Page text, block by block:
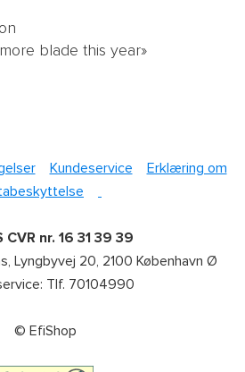
blade this year»
Kundeservice
Erklæring om
CVR nr. 16 31 39 39
Lyngbyvej 20, 2100 København Ø
Tlf. 70104990
© EfiShop